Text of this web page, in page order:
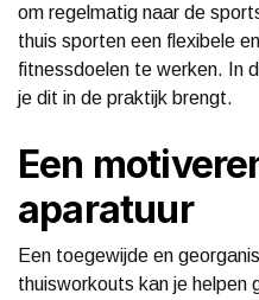
om regelmatig naar de
thuis sporten een flexibele
fitnessdoelen te werken. In
je dit in de praktijk brengt.
Een
aparatuur
Een toegewijde en
thuisworkouts kan je helpen